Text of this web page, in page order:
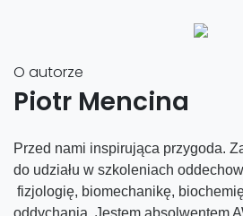
O autorze
Piotr Mencina
Przed nami inspirująca przygoda.
do udziału w szkoleniach
fizjologię, biomechanikę,
oddychania. Jestem absolwentem